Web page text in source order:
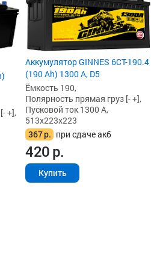
+],
Аккумулятор GINNES 6СТ-190.4
(190 Ah) 1300 А, D5
Ёмкость 190,
Полярность прямая груз [- +],
Пусковой ток 1300 А,
513x223x223
367р. при сдаче акб
420р.
Купить